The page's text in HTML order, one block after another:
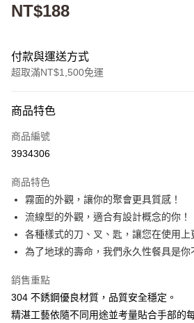
NT$188
付款與運送方式
超取滿NT$1,500免運
信用卡一次付款
超商取貨付款
街口支付
悠遊付
AFTEE先享後付
【關於「AFTEE先享後付」】
AFTEE先享後付是「在收到商品之後才付款」的
便利好安心！
１．簡單：不需註冊會員、不需綁卡、不需儲值
ATM付款
商品特色
商品編號
3934306
商品特色
霧面的外觀，讓你的聚會更具質感！
流線型的外觀，適合有設計概念的你！
各種樣式的刀、叉、匙，讓您在使用上
為了地球的壽命，我們永久性餐具是你
銷售重點
304 不銹鋼優良材質，品質安全穩定。
精湛工藝依隨不同用途並考量貼合手部的